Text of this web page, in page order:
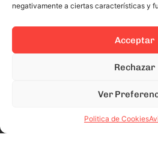
negativamente a ciertas características y
Acceptar
Rechazar
Ver
Politica de Cookies
This site is protected by reCAPTCHA